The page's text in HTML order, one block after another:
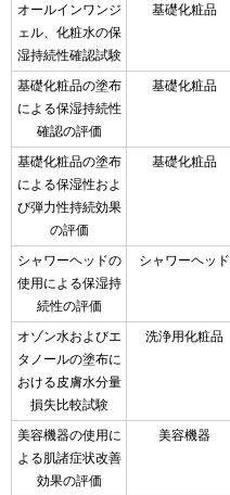
オールインワンジ
ェル、化粧水の保
湿持続性確認試験
基礎化粧品
基礎化粧品の塗布
による保湿持続性
確認の評価
基礎化粧品
基礎化粧品の塗布
による保湿性およ
び弾力性持続効果
の評価
基礎化粧品
シャワーヘッドの
使用による保湿持
続性の評価
シャワーヘッド
オゾン水およびエ
タノールの塗布に
おける皮膚水分量
損失比較試験
洗浄用化粧品
美容機器の使用に
よる肌諸症状改善
効果の評価
美容機器